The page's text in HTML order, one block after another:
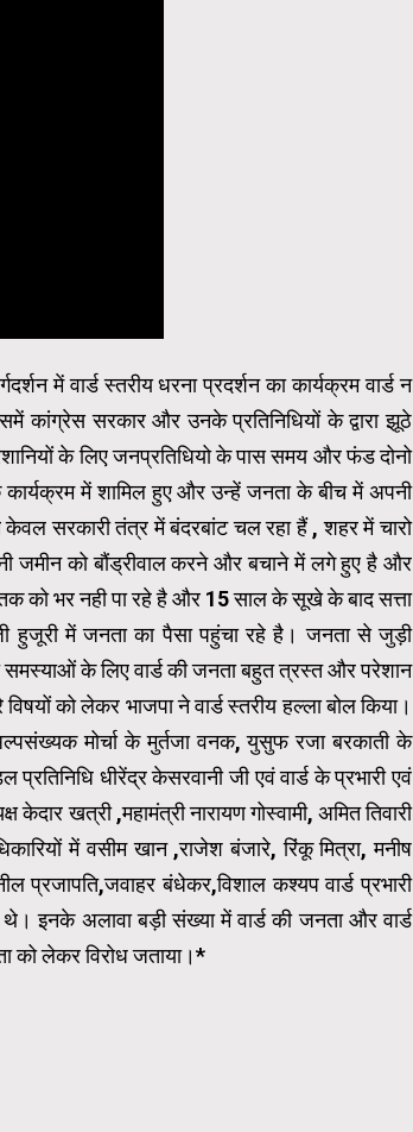
में वार्ड स्तरीय धरना प्रदर्शन का कार्यक्रम वार्ड न
कांग्रेस सरकार और उनके प्रतिनिधियों के द्वारा झूठे
के लिए जनप्रतिधियो के पास समय और फंड दोनो
में शामिल हुए और उन्हें जनता के बीच में अपनी
सरकारी तंत्र में बंदरबांट चल रहा हैं , शहर में चारो
जमीन को बौंड्रीवाल करने और बचाने में लगे हुए है और
को भर नही पा रहे है और 15 साल के सूखे के बाद सत्ता
में जनता का पैसा पहुंचा रहे है। जनता से जुड़ी
समस्याओं के लिए वार्ड की जनता बहुत त्रस्त और परेशान
को लेकर भाजपा ने वार्ड स्तरीय हल्ला बोल किया।
मोर्चा के मुर्तजा वनक, युसुफ रजा बरकाती के
धीरेंद्र केसरवानी जी एवं वार्ड के प्रभारी एवं
केदार खत्री ,महामंत्री नारायण गोस्वामी, अमित तिवारी
में वसीम खान ,राजेश बंजारे, रिंकू मित्रा, मनीष
प्रजापति,जवाहर बंधेकर,विशाल कश्यप वार्ड प्रभारी
थे। इनके अलावा बड़ी संख्या में वार्ड की जनता और वार्ड
को लेकर विरोध जताया।*